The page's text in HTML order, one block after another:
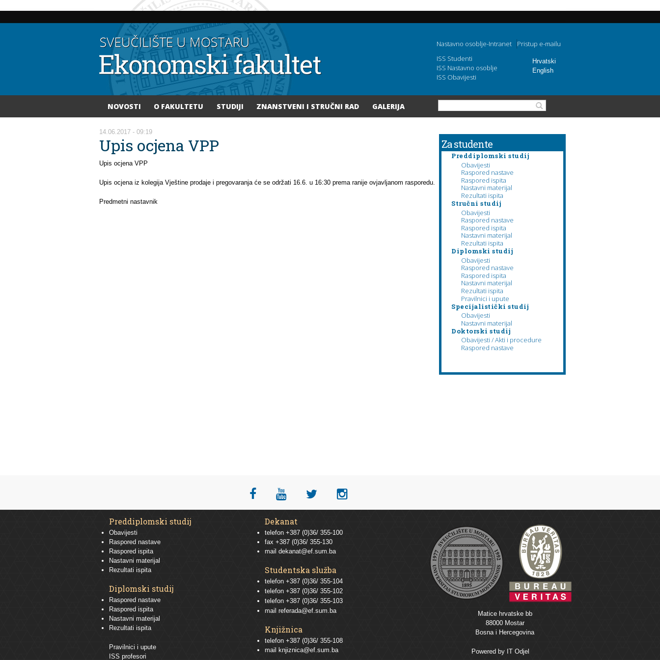
glavni
Hrvatski
English
Nastavno osoblje-Intranet
Pristup e-mailu
ISS Studenti
ISS Nastavno osoblje
ISS Obavijesti
NOVOSTI O FAKULTETU STUDIJI ZNANSTVENI I STRUČNI RAD GALERIJA Obrazac pretraživanja
Vi ste ovdje
14.06.2017 - 09:19
Upis ocjena VPP
Upis ocjena VPP
Upis ocjena iz kolegija Vještine prodaje i pregovaranja će se održati 16.6. u 16:30 prema ranije ovjavljanom rasporedu.
Predmetni nastavnik
Za studente
Preddiplomski studij
Obavijesti
Raspored nastave
Raspored ispita
Nastavni materijal
Rezultati ispita
Stručni studij
Obavijesti
Raspored nastave
Raspored ispita
Nastavni materijal
Rezultati ispita
Diplomski studij
Obavijesti
Raspored nastave
Raspored ispita
Nastavni materijal
Rezultati ispita
Pravilnici i upute
Specijalistički studij
Obavijesti
Nastavni materijal
Doktorski studij
Obavijesti / Akti i procedure
Raspored nastave
Preddiplomski studij
Obavijesti
Raspored nastave
Raspored ispita
Nastavni materijal
Rezultati ispita
Diplomski studij
Raspored nastave
Raspored ispita
Nastavni materijal
Rezultati ispita
Pravilnici i upute
ISS profesori
Dekanat
telefon +387 (0)36/ 355-100
fax +387 (0)36/ 355-130
mail dekanat@ef.sum.ba
Studentska služba
telefon +387 (0)36/ 355-104
telefon +387 (0)36/ 355-102
telefon +387 (0)36/ 355-103
mail referada@ef.sum.ba
Knjižnica
telefon +387 (0)36/ 355-108
mail
knjiznica@ef.sum.ba
Matice hrvatske bb
88000 Mostar
Bosna i Hercegovina
Powered by IT Odjel